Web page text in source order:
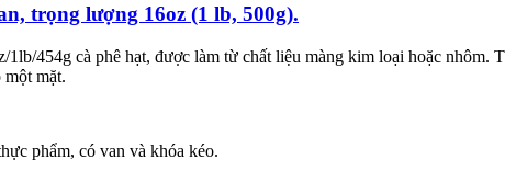
trọng lượng 16oz (1 lb, 500g).
454g cà phê hạt, được làm từ chất liệu màng kim loại hoặc nhôm.
mặt.